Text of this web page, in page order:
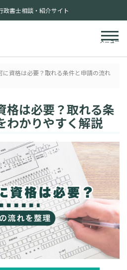
政書士相談・紹介サイト
メニュー
に資格は必要？取れる条件と申請の流れ
格は必要？取れる条
わかりやすく解説